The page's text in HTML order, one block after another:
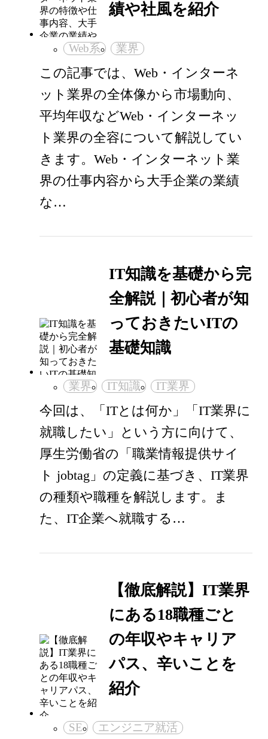
績や社風を紹介
Web系 業界
この記事では、Web・インターネ
ット業界の全体像から市場動向、
平均年収などWeb・インターネッ
ト業界の全容について解説してい
きます。Web・インターネット業
界の仕事内容から大手企業の業績
な…
IT知識を基礎から完
全解説｜初心者が知
っておきたいITの
基礎知識
業界 IT知識 IT業界
今回は、「ITとは何か」「IT業界に
就職したい」という方に向けて、
厚生労働省の「職業情報提供サイ
ト jobtag」の定義に基づき、IT業界
の種類や職種を解説します。ま
た、IT企業へ就職する…
【徹底解説】IT業界
にある18職種ごと
の年収やキャリア
パス、辛いことを
紹介
SE エンジニア就活